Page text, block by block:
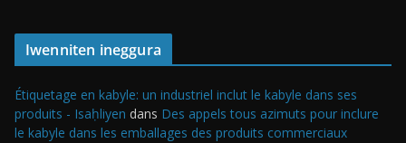
Iwenniten ineggura
Étiquetage en kabyle: un industriel inclut le kabyle dans ses
produits - Isaḥliyen dans Des appels tous azimuts pour inclure
le kabyle dans les emballages des produits commerciaux